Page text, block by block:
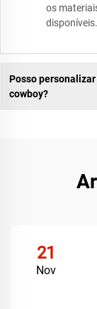
os
disponíveis.
Posso
cowboy?
21
Nov